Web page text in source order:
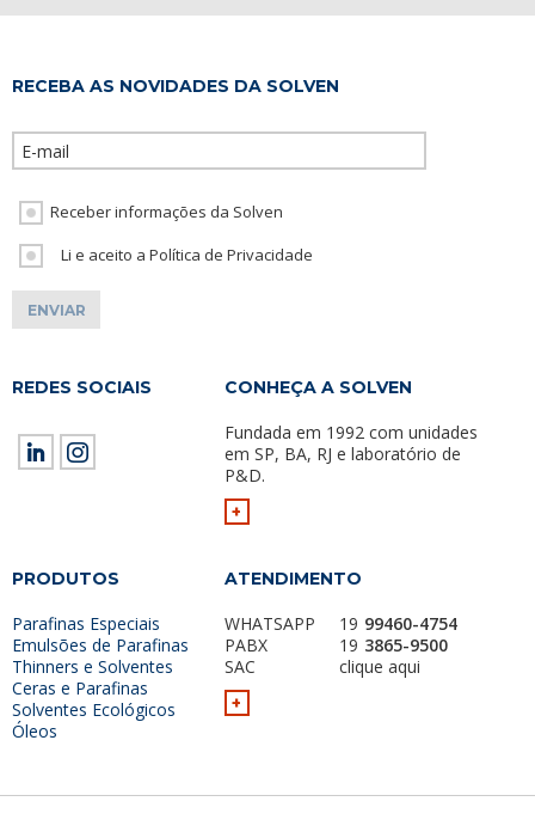
RECEBA AS NOVIDADES DA SOLVEN
Receber informações da Solven
Li e aceito a Política de Privacidade
REDES SOCIAIS CONHEÇA A SOLVEN
Fundada em 1992 com unidades
em SP, BA, RJ e laboratório de
P&D.
+
PRODUTOS
Parafinas Especiais
Emulsões de Parafinas
Thinners e Solventes
Ceras e Parafinas
Solventes Ecológicos
Óleos
ATENDIMENTO
WHATSAPP
PABX
SAC
+
19 99460-4754
19 3865-9500
clique aqui